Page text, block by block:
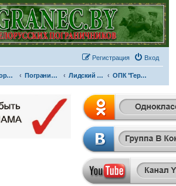
Вход
Регистрация
Список форумов Пограничные отряды и части Лидский пограничный отряд ОПК "Геранёны"